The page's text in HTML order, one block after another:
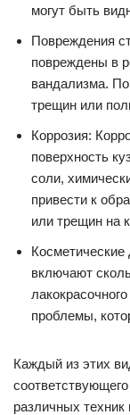
могут быть
Повреждения
повреждены в
вандализма.
трещин или
Коррозия:
поверхность
соли,
привести к
или трещин на
включают
проблемы,
Каждый из этих
различных